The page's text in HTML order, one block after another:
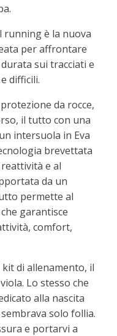
running è la nuova
per affrontare
sui tracciati e
difficili.
da rocce,
il tutto con una
intersuola in Eva
brevettata
e al
da un
permette al
garantisce
comfort,
di allenamento, il
Lo stesso che
alla nascita
solo follia.
e portarvi a